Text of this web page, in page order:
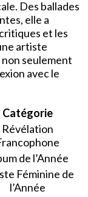
Des ballades
elle a
et les
artiste
seulement
avec le
Catégorie
Révélation
de l’Année
Féminine de
l’Année